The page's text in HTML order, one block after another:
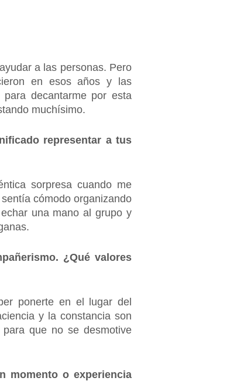
a las personas. Pero
en esos años y las
decantarme por esta
muchísimo.
representar a tus
sorpresa cuando me
cómodo organizando
una mano al grupo y
¿Qué valores
ponerte en el lugar del
y la constancia son
que no se desmotive
momento o experiencia